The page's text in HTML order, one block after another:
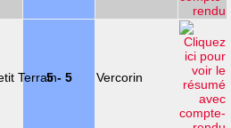
5 - 5 Vercorin